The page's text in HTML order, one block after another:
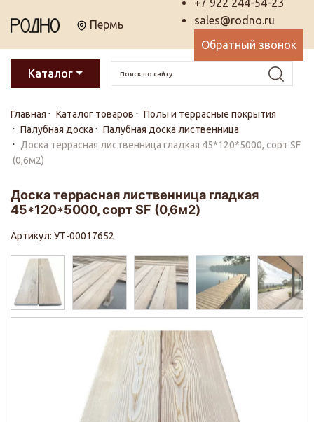
Пермь
+7 922 244-54-23
sales@rodno.ru
Обратный звонок
Каталог
Главная Каталог товаров
Полы и террасные покрытия
Палубная доска
Палубная доска лиственница
Доска террасная лиственница гладкая 45*120*5000, сорт SF
(0,6м2)
Доска террасная лиственница гладкая
45*120*5000, сорт SF (0,6м2)
Артикул: УТ-00017652